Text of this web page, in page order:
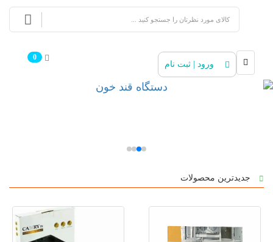
0
ورود | ثبت نام
جدیدترین محصولات